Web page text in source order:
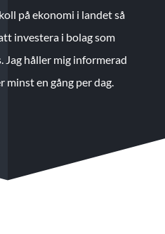
på ekonomi i landet så
investera i bolag som
Jag håller mig informerad
minst en gång per dag.